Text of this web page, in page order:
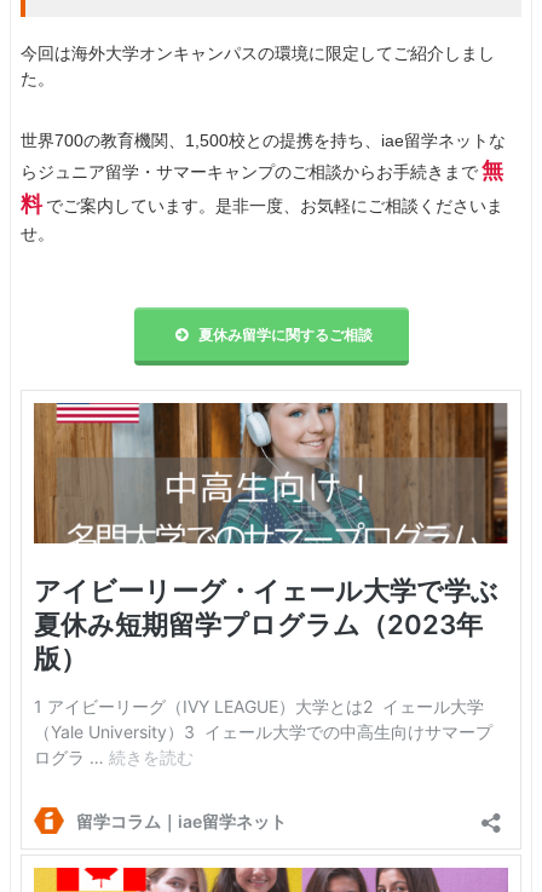
今回は海外大学オンキャンパスの環境に限定してご紹介しまし
た。
世界700の教育機関、1,500校との提携を持ち、iae留学ネットな
らジュニア留学・サマーキャンプのご相談からお手続きまで 無
料 でご案内しています。是非一度、お気軽にご相談くださいま
せ。
夏休み留学に関するご相談